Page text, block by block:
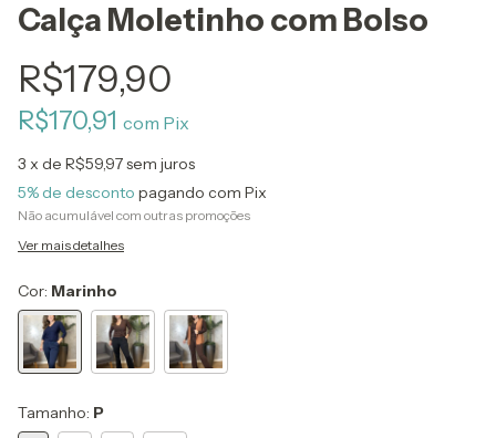
Calça Moletinho com Bolso
R$179,90
R$170,91 com Pix
3 x de R$59,97sem juros
5% de desconto pagando com Pix
Não acumulável com outras promoções
Ver mais detalhes
Cor: Marinho
Tamanho: P